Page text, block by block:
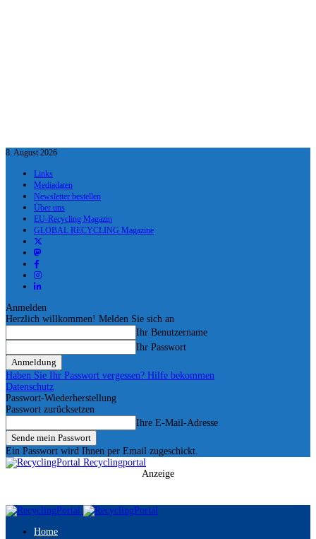
8. August 2026
Links
Mediadaten
Newsletter bestellen
Über uns
EU-Recycling Magazin
GLOBAL RECYCLING Magazine
Anmelden
Herzlich willkommen! Melden Sie sich an
Ihr Benutzername
Ihr Passwort
Haben Sie Ihr Passwort vergessen? Hilfe bekommen
Datenschutz
Passwort-Wiederherstellung
Passwort zurücksetzen
Ihre E-Mail-Adresse
Ein Passwort wird Ihnen per Email zugeschickt.
Recyclingportal
Anzeige
Home